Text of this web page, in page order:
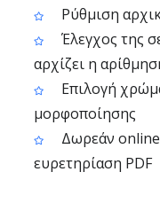
Ρύθμιση
Έλεγχος της
αρχίζει η
Επιλογή
μορφοποίησης
Δωρεάν online
ευρετηρίαση PDF